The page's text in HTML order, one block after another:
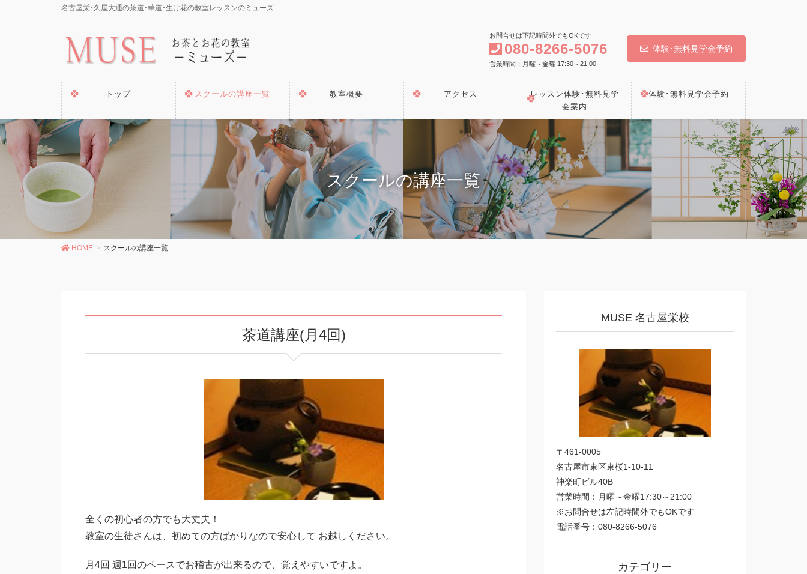
名古屋栄･久屋大通の茶道･華道･生け花の教室レッスンのミューズ
お問合せは下記時間外でもOKです
080-8266-5076
営業時間：月曜～金曜 17:30～21:00
体験･無料見学会予約
トップ スクールの講座一覧 教室概要 アクセス
レッスン体験･無料見学
会案内
体験･無料見学会予約
スクールの講座一覧
HOME スクールの講座一覧
茶道講座(月4回)
全くの初心者の方でも大丈夫！
教室の生徒さんは、初めての方ばかりなので安心して お越しください。
月4回 週1回のペースでお稽古が出来るので、覚えやすいですよ。
MUSE 名古屋栄校
〒461-0005
名古屋市東区東桜1-10-11
神楽町ビル40B
営業時間：月曜～金曜17:30～21:00
※お問合せは左記時間外でもOKです
電話番号：080-8266-5076
カテゴリー